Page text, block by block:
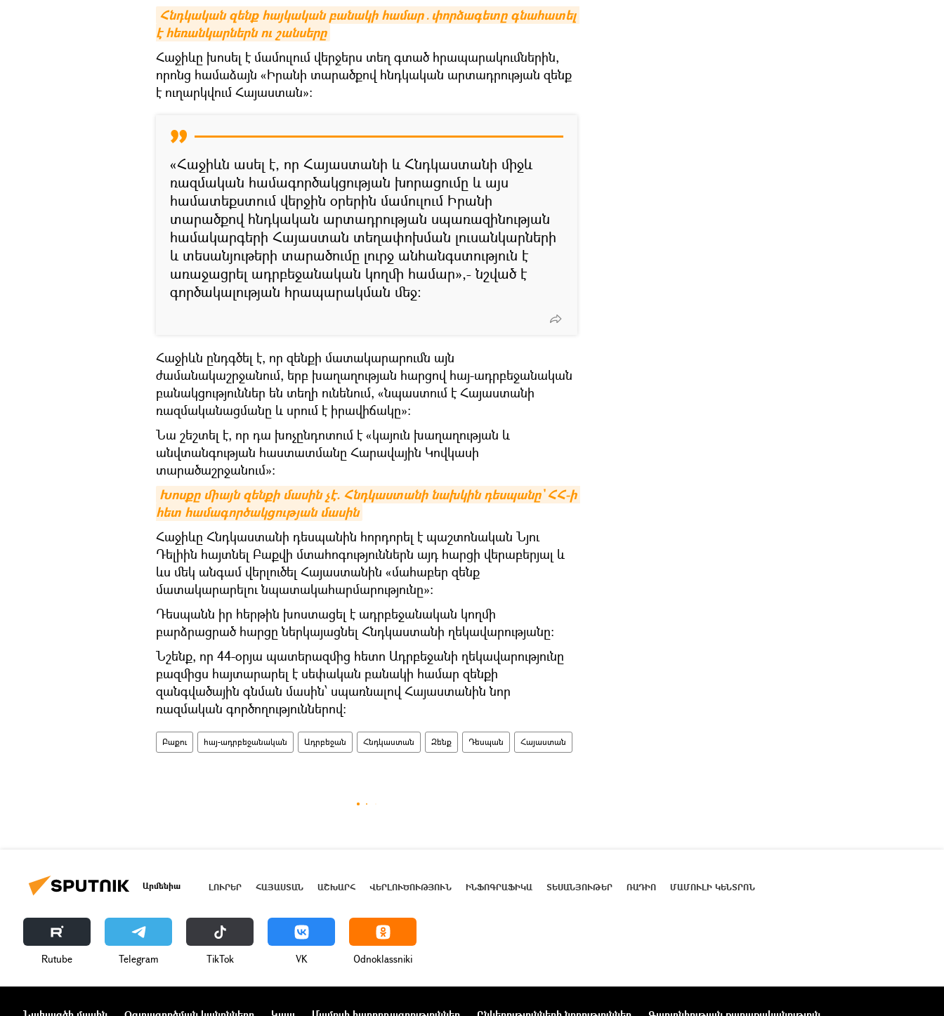
Հնդկական զենք հայկական բանակի համար․փորձագետը գնահատել
է հեռանկարներն ու շանսերը
Հաջիևը խոսել է մամուլում վերջերս տեղ գտած հրապարակումներին,
որոնց համաձայն «Իրանի տարածքով հնդկական արտադրության զենք
է ուղարկվում Հայաստան»:
«Հաջիևն ասել է, որ Հայաստանի և Հնդկաստանի միջև
ռազմական համագործակցության խորացումը և այս
համատեքստում վերջին օրերին մամուլում Իրանի
տարածքով հնդկական արտադրության սպառազինության
համակարգերի Հայաստան տեղափոխման լուսանկարների
և տեսանյութերի տարածումը լուրջ անհանգստություն է
առաջացրել ադրբեջանական կողմի համար»,- նշված է
գործակալության հրապարակման մեջ։
Հաջիևն ընդգծել է, որ զենքի մատակարարումն այն
ժամանակաշրջանում, երբ խաղաղության հարցով հայ-ադրբեջանական
բանակցություններ են տեղի ունենում, «նպաստում է Հայաստանի
ռազմականացմանը և սրում է իրավիճակը»:
Նա շեշտել է, որ դա խոչընդոտում է «կայուն խաղաղության և
անվտանգության հաստատմանը Հարավային Կովկասի
տարածաշրջանում»:
Խոսքը միայն զենքի մասին չէ. Հնդկաստանի նախկին դեսպանը` ՀՀ-ի
հետ համագործակցության մասին
Հաջիևը Հնդկաստանի դեսպանին հորդորել է պաշտոնական Նյու
Դելիին հայտնել Բաքվի մտահոգություններն այդ հարցի վերաբերյալ և
ևս մեկ անգամ վերլուծել Հայաստանին «մահաբեր զենք
մատակարարելու նպատակահարմարությունը»։
Դեսպանն իր հերթին խոստացել է ադրբեջանական կողմի
բարձրացրած հարցը ներկայացնել Հնդկաստանի ղեկավարությանը։
Նշենք, որ 44-օրյա պատերազմից հետո Ադրբեջանի ղեկավարությունը
բազմիցս հայտարարել է սեփական բանակի համար զենքի
զանգվածային գնման մասին՝ սպառնալով Հայաստանին նոր
ռազմական գործողություններով։
Բաքու հայ-ադրբեջանական Ադրբեջան Հնդկաստան Զենք Դեսպան Հայաստան
Արմենիա ԼՈՒՐԵՐ ՀԱՅԱՍՏԱՆ ԱՇԽԱՐՀ ՎԵՐԼՈՒԾՈՒԹՅՈՒՆ ԻՆՖՈԳՐԱՖԻԿԱ ՏԵՍԱՆՅՈՒԹԵՐ ՌԱԴԻՈ ՄԱՄՈՒԼԻ ԿԵՆՏՐՈՆ
Rutube Telegram ТikТоk VK Odnoklassniki